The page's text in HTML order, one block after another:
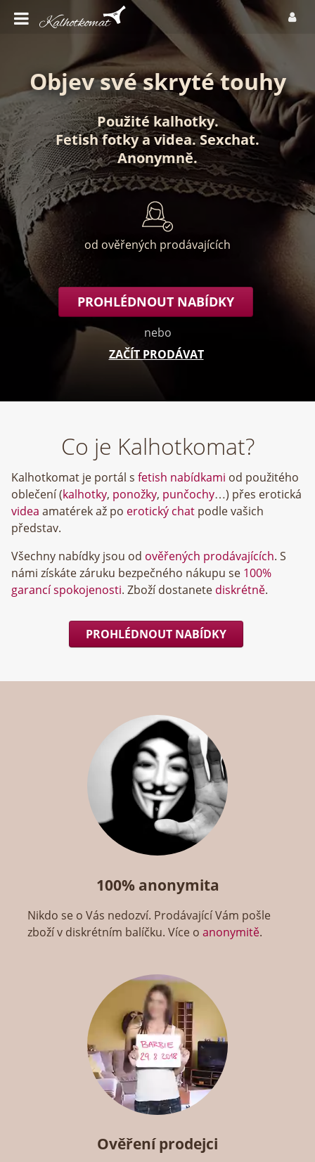
Objev své skryté touhy
Použité kalhotky.
Fetish fotkyavidea.Sexchat.
Anonymně.
od ověřených prodávajících
PROHLÉDNOUT NABÍDKY
nebo
ZAČÍT PRODÁVAT
Co je Kalhotkomat?
Kalhotkomat je portál s fetish nabídkami od použitého
oblečení (kalhotky, ponožky, punčochy…) přes erotická
videa amatérek až po erotický chat podle vašich
představ.
Všechny nabídky jsou od ověřených prodávajících. S
námi získáte záruku bezpečného nákupu se 100%
garancí spokojenosti. Zboží dostanete diskrétně.
PROHLÉDNOUT NABÍDKY
100% anonymita
Nikdo se o Vás nedozví. Prodávající Vám pošle
zboží v diskrétním balíčku. Více oanonymitě.
Ověření prodejci